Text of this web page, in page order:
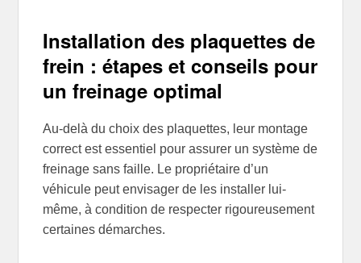
Installation des plaquettes de
frein : étapes et conseils pour
un freinage optimal
Au-delà du choix des plaquettes, leur montage
correct est essentiel pour assurer un système de
freinage sans faille. Le propriétaire d’un
véhicule peut envisager de les installer lui-
même, à condition de respecter rigoureusement
certaines démarches.